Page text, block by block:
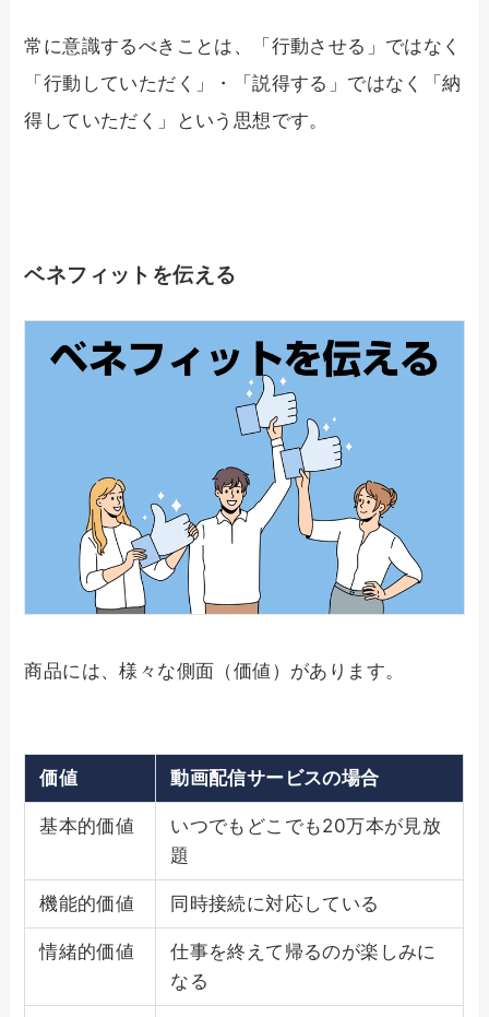
常に意識するべきことは、「行動させる」ではなく
「行動していただく」・「説得する」ではなく「納
得していただく」という思想です。
ベネフィットを伝える
商品には、様々な側面（価値）があります。
価値 動画配信サービスの場合
基本的価値
いつでもどこでも20万本が見放
題
機能的価値 同時接続に対応している
情緒的価値
仕事を終えて帰るのが楽しみに
なる